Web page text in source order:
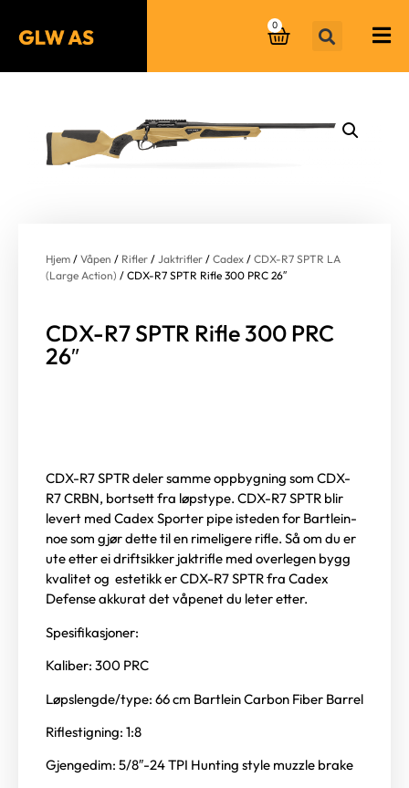
0
Hjem / Våpen / Rifler / Jaktrifler / Cadex / CDX-R7 SPTR LA
(Large Action) / CDX-R7 SPTR Rifle 300 PRC 26″
CDX-R7 SPTR Rifle 300 PRC
26″
CDX-R7 SPTR deler samme oppbygning som CDX-
R7 CRBN, bortsett fra løpstype. CDX-R7 SPTR blir
levert med Cadex Sporter pipe isteden for Bartlein-
noe som gjør dette til en rimeligere rifle. Så om du er
ute etter ei driftsikker jaktrifle med overlegen bygg
kvalitet og estetikk er CDX-R7 SPTR fra Cadex
Defense akkurat det våpenet du leter etter.
Spesifikasjoner:
Kaliber: 300 PRC
Løpslengde/type: 66 cm Bartlein Carbon Fiber Barrel
Riflestigning: 1:8
Gjengedim: 5/8″-24 TPI Hunting style muzzle brake